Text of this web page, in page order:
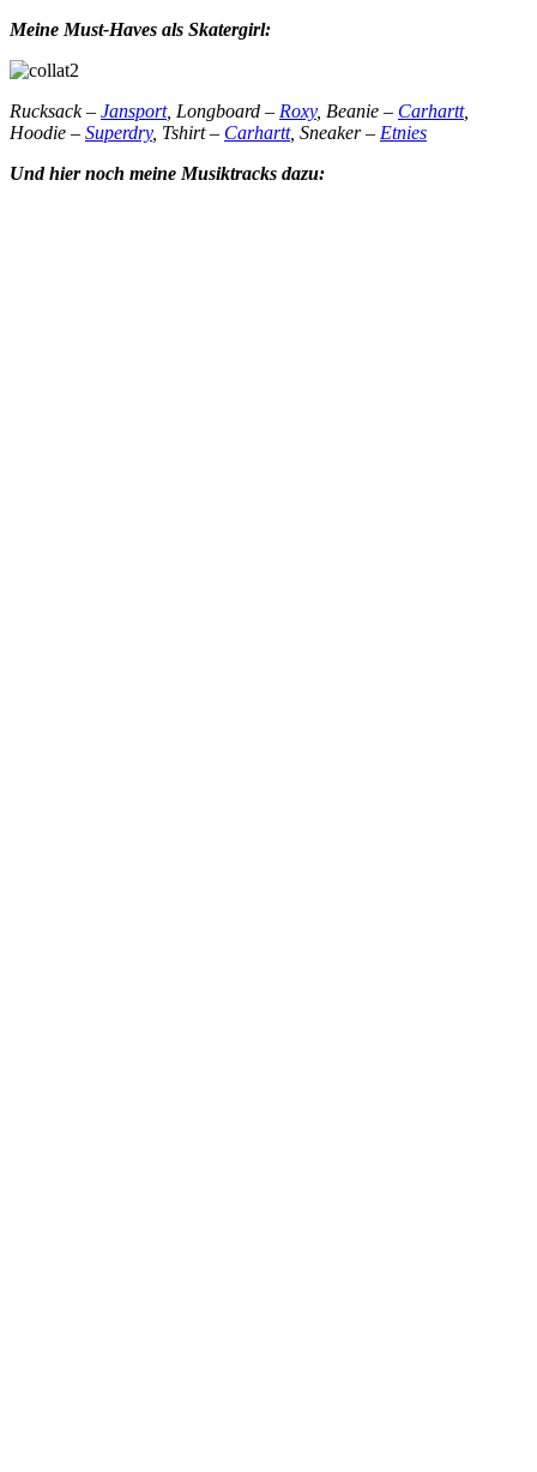
Meine Must-Haves als Skatergirl:
Rucksack – Jansport, Longboard – Roxy, Beanie – Carhartt,
Hoodie – Superdry, Tshirt – Carhartt, Sneaker – Etnies
Und hier noch meine Musiktracks dazu: